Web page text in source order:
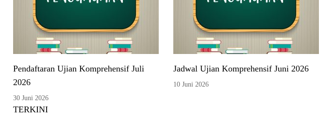
Pendaftaran Ujian Komprehensif Juli
2026
30 Juni 2026
Jadwal Ujian Komprehensif Juni 2026
10 Juni 2026
TERKINI